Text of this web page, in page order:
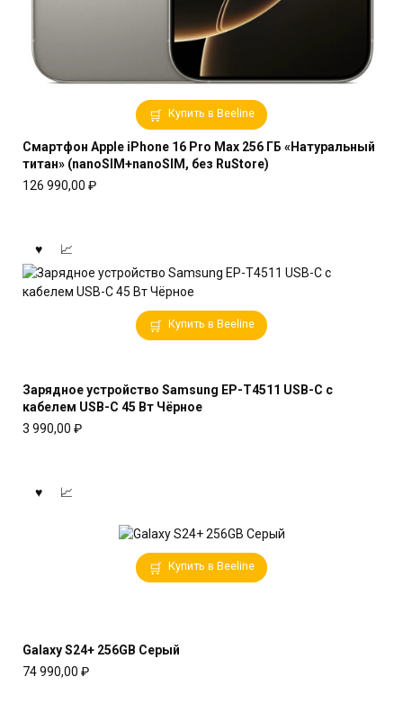
Купить в Beeline
Смартфон Apple iPhone 16 Pro Max 256 ГБ «Натуральный
титан» (nanoSIM+nanoSIM, без RuStore)
126 990,00 ₽
Купить в Beeline
Зарядное устройство Samsung EP-T4511 USB-C с
кабелем USB-C 45 Вт Чёрное
3 990,00 ₽
Купить в Beeline
Galaxy S24+ 256GB Серый
74 990,00 ₽